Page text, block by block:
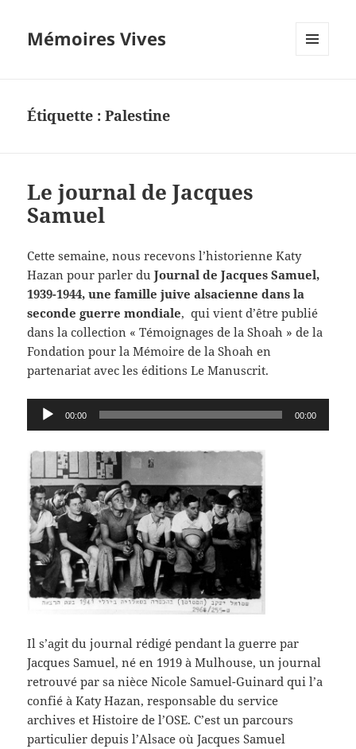
Mémoires Vives
Étiquette :Palestine
Le journal de Jacques
Samuel
Cette semaine, nous recevons l’historienne Katy
Hazan pour parler duJournal de Jacques Samuel,
1939-1944, une famille juive alsacienne dans la
seconde guerre mondiale, qui vient d’être publié
dans la collection « Témoignages de la Shoah » de la
Fondation pour la Mémoire de la Shoah en
partenariat avec les éditions Le Manuscrit.
Lecteur
audio
00:00 00:00
Il s’agit du journal rédigé pendant la guerre par
Jacques Samuel, né en 1919 à Mulhouse, un journal
retrouvé par sa nièce Nicole Samuel-Guinard qui l’a
confié à Katy Hazan, responsable du service
archives et Histoire de l’OSE. C’est un parcours
particulier depuis l’Alsace où Jacques Samuel